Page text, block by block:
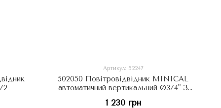
2
Артикул: 52247
502050 Повітровідвідник MINICAL
автоматичний вертикальний Ø3/4" З
1 230 грн